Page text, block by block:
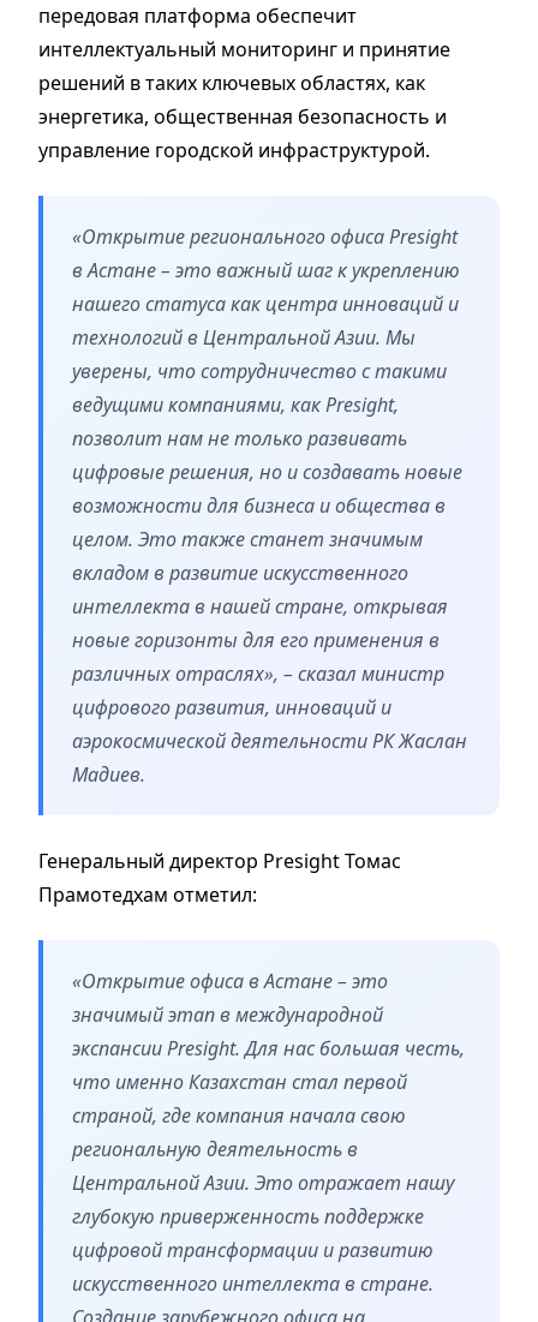
передовая платформа обеспечит
интеллектуальный мониторинг и принятие
решений в таких ключевых областях, как
энергетика, общественная безопасность и
управление городской инфраструктурой.
«Открытие регионального офиса Presight
в Астане – это важный шаг к укреплению
нашего статуса как центра инноваций и
технологий в Центральной Азии. Мы
уверены, что сотрудничество с такими
ведущими компаниями, как Presight,
позволит нам не только развивать
цифровые решения, но и создавать новые
возможности для бизнеса и общества в
целом. Это также станет значимым
вкладом в развитие искусственного
интеллекта в нашей стране, открывая
новые горизонты для его применения в
различных отраслях», – сказал министр
цифрового развития, инноваций и
аэрокосмической деятельности РК Жаслан
Мадиев.
Генеральный директор Presight Томас
Прамотедхам отметил:
«Открытие офиса в Астане – это
значимый этап в международной
экспансии Presight. Для нас большая честь,
что именно Казахстан стал первой
страной, где компания начала свою
региональную деятельность в
Центральной Азии. Это отражает нашу
глубокую приверженность поддержке
цифровой трансформации и развитию
искусственного интеллекта в стране.